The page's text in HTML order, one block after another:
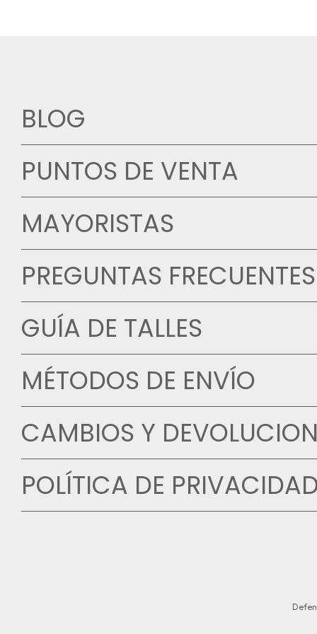
BLOG
PUNTOS DE VENTA
MAYORISTAS
PREGUNTAS FRECUENTES
GUÍA DE TALLES
MÉTODOS DE ENVÍO
CAMBIOS Y
POLÍTICA DE